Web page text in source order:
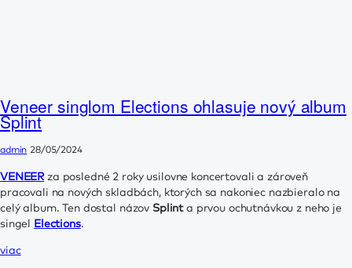
Veneer singlom Elections ohlasuje nový album
Splint
admin 28/05/2024
VENEERza posledné 2 roky usilovne koncertovali a zároveň
pracovali na nových skladbách, ktorých sa nakoniec nazbieralo na
celý album. Ten dostal názov Splinta prvou ochutnávkou z neho je
singel Elections.
viac